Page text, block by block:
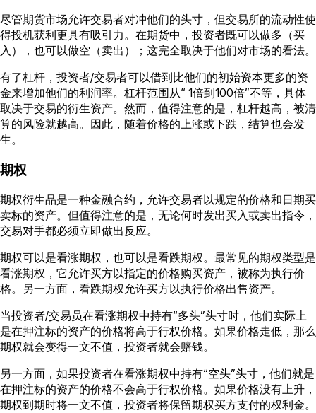
尽管期货市场允许交易者对冲他们的头寸，但交易所的流动性使
得投机获利更具有吸引力。在期货中，投资者既可以做多（买
入），也可以做空（卖出）；这完全取决于他们对市场的看法。
有了杠杆，投资者/交易者可以借到比他们的初始资本更多的资
金来增加他们的利润率。杠杆范围从“ 1倍到100倍”不等，具体
取决于交易的衍生资产。然而，值得注意的是，杠杆越高，被清
算的风险就越高。因此，随着价格的上涨或下跌，结算也会发
生。
期权
期权衍生品是一种金融合约，允许交易者以规定的价格和日期买
卖标的资产。但值得注意的是，无论何时发出买入或卖出指令，
交易对手都必须立即做出反应。
期权可以是看涨期权，也可以是看跌期权。最常见的期权类型是
看涨期权，它允许买方以指定的价格购买资产，被称为执行价
格。另一方面，看跌期权允许买方以执行价格出售资产。
当投资者/交易员在看涨期权中持有“多头”头寸时，他们实际上
是在押注标的资产的价格将高于行权价格。如果价格走低，那么
期权就会变得一文不值，投资者就会赔钱。
另一方面，如果投资者在看涨期权中持有“空头”头寸，他们就是
在押注标的资产的价格不会高于行权价格。如果价格没有上升，
期权到期时将一文不值，投资者将保留期权买方支付的权利金。